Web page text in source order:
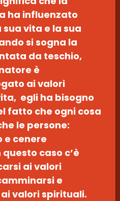
ha influenzato
vita e la sua
si sogna la
da teschio,
è
ai valori
egli ha bisogno
fatto che ogni cosa
le persone:
e cenere
caso c’è
ai valori
e
valori spirituali.